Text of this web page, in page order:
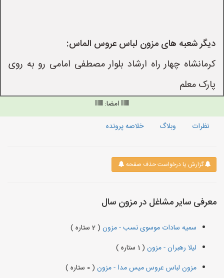
دیگر شعبه های مزون لباس عروس الماس:
کرمانشاه چهار راه ارشاد بلوار مصطفی امامی رو به روی
پارک معلم
امضا:
نظرات
وبلاگ خلاصه پرونده
گزارش یا درخواست حذف صفحه
معرفی سایر مشاغل در مزون سال
سمیه سادات موسوی نسب - مزون ( 2 ستاره )
لیلا رهبران - مزون ( 1 ستاره )
مزون لباس عروس میس مدا - مزون ( 0 ستاره )